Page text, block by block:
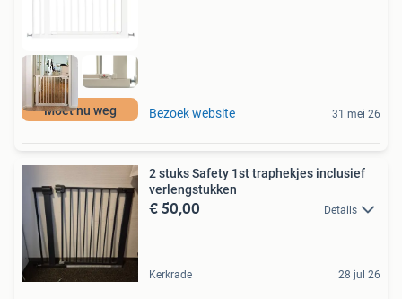
Moet nu weg Bezoek website 31 mei 26
2 stuks Safety 1st traphekjes inclusief
verlengstukken
€ 50,00 Details
Kerkrade 28 jul 26